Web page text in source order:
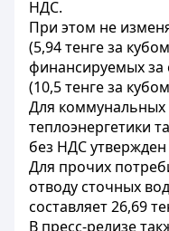
НДС.
При этом не
(5,94 тенге за
финансируемых за
(10,5 тенге за
Для
теплоэнергетики
без НДС
Для прочих
отводу сточных
составляет 26,69
В пресс-релизе